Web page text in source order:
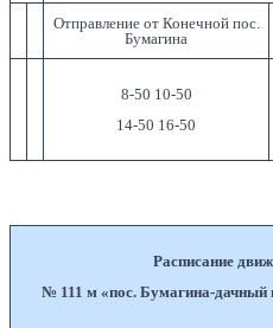
Отправление от Конечной пос.
Бумагина
8-50 10-50
14-50 16-50
Расписание
№ 111 м «пос. Бумагина-дачный